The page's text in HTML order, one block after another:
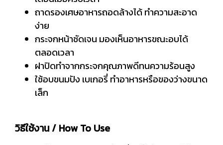
ถาดรองเศษอาหารถอดล้างได้ ทำความสะอาด
ง่าย
กระจกหน้าชัดเจน มองเห็นอาหารขณะอบได้
ตลอดเวลา
ฝาปิดทำจากกระจกคุณภาพดีทนความร้อนสูง
ใช้อบขนมปัง เบเกอรี่ ทำอาหารหรือของว่างขนาด
เล็ก
วิธีใช้งาน / How To Use